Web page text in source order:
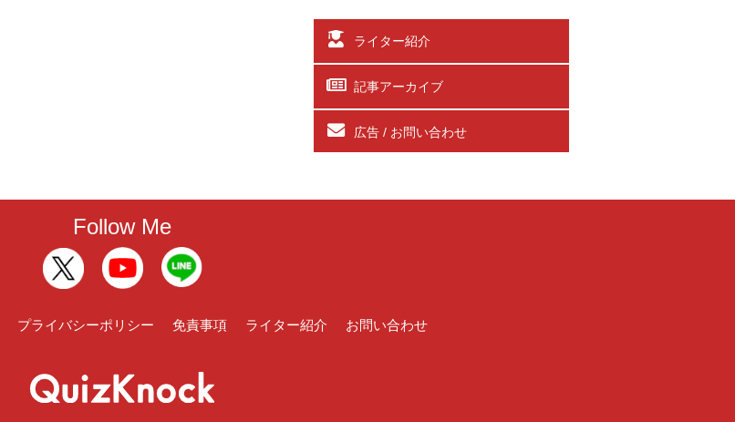
ライター紹介
記事アーカイブ
広告 / お問い合わせ
Follow Me
プライバシーポリシー 免責事項 ライター紹介 お問い合わせ